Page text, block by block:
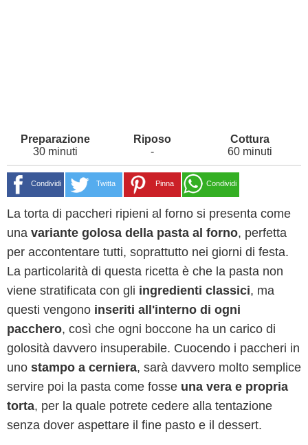
30 minuti - 60 minuti
Condividi Twitta Pinna Condividi
La torta di paccheri ripieni al forno si presenta come
una variante golosa della pasta al forno, perfetta
per accontentare tutti, soprattutto nei giorni di festa.
La particolarità di questa ricetta è che la pasta non
viene stratificata con gli ingredienti classici, ma
questi vengono inseriti all'interno di ogni
pacchero, così che ogni boccone ha un carico di
golosità davvero insuperabile. Cuocendo i paccheri in
uno stampo a cerniera, sarà davvero molto semplice
servire poi la pasta come fosse una vera e propria
torta, per la quale potrete cedere alla tentazione
senza dover aspettare il fine pasto e il dessert.